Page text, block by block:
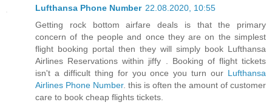
Lufthansa Phone Number 22.08.2020, 10:55
Getting rock bottom airfare deals is that the primary
concern of the people and once they are on the simplest
flight booking portal then they will simply book Lufthansa
Airlines Reservations within jiffy . Booking of flight tickets
isn't a difficult thing for you once you turn our Lufthansa
Airlines Phone Number. this is often the amount of customer
care to book cheap flights tickets.